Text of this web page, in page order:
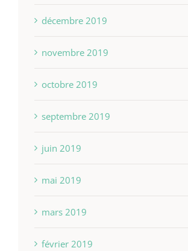
décembre 2019
novembre 2019
octobre 2019
septembre 2019
juin 2019
mai 2019
mars 2019
février 2019